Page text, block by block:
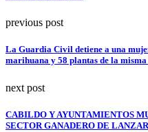
previous post
La Guardia Civil detiene a una
marihuana y 58 plantas de la
next post
CABILDO Y AYUNTAMIENTOS
SECTOR GANADERO DE